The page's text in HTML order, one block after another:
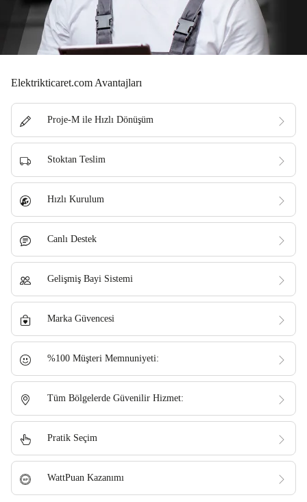
Elektrikticaret.com Avantajları
Proje-M ile Hızlı Dönüşüm
Stoktan Teslim
Hızlı Kurulum
Canlı Destek
Gelişmiş Bayi Sistemi
Marka Güvencesi
%100 Müşteri Memnuniyeti:
Tüm Bölgelerde Güvenilir Hizmet:
Pratik Seçim
WattPuan Kazanımı